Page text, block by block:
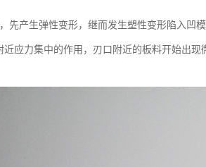
先产生弹性变形，继而发生塑性变形陷入凹
应力集中的作用，刃口附近的板料开始出现